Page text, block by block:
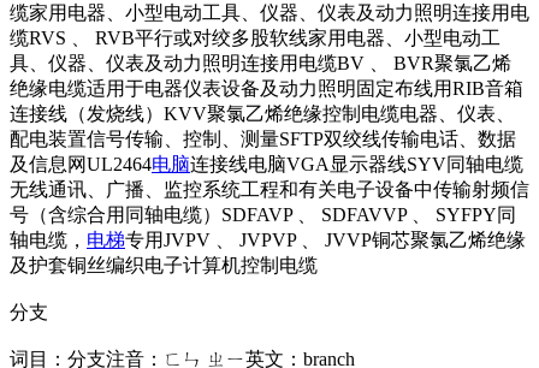
缆家用电器、小型电动工具、仪器、仪表及动力照明连接用电
缆RVS 、 RVB平行或对绞多股软线家用电器、小型电动工
具、仪器、仪表及动力照明连接用电缆BV 、 BVR聚氯乙烯
绝缘电缆适用于电器仪表设备及动力照明固定布线用RIB音箱
连接线（发烧线）KVV聚氯乙烯绝缘控制电缆电器、仪表、
配电装置信号传输、控制、测量SFTP双绞线传输电话、数据
及信息网UL2464电脑连接线电脑VGA显示器线SYV同轴电缆
无线通讯、广播、监控系统工程和有关电子设备中传输射频信
号（含综合用同轴电缆）SDFAVP 、 SDFAVVP 、 SYFPY同
轴电缆， 电梯专用JVPV 、 JVPVP 、 JVVP铜芯聚氯乙烯绝缘
及护套铜丝编织电子计算机控制电缆
分支
词目：分支注音：ㄈㄣ ㄓㄧ英文：branch